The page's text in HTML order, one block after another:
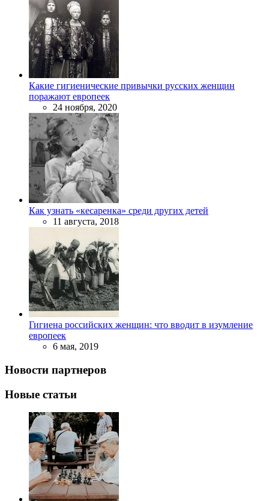
Какие гигиенические привычки русских женщин
поражают европеек
24 ноября, 2020
Как узнать «кесаренка» среди других детей
11 августа, 2018
Гигиена российских женщин: что вводит в изумление
европеек
6 мая, 2019
Новости партнеров
Новые статьи